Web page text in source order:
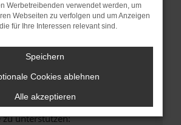
sondern kann auch dazu
bestimmte Funktionen nicht mehr
an den Webseitenbetreiber.
oben genannten Schritte versucht
uns bitte. Wir werden
Problem zu beheben. Du kannst
schicken, um uns bei der
zu unterstützen:
Werbetreibenden verwendet werden, um
Webseiten zu verfolgen und um Anzeigen
für Ihre Interessen relevant sind.
Speichern
Cookies ablehnen
Alle akzeptieren